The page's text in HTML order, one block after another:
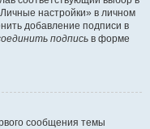
настройки» в личном
добавление подписи в
подпись в форме
сообщения темы